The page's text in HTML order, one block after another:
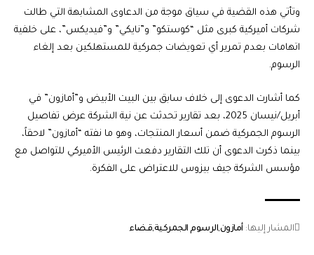
وتأتي هذه القضية في سياق موجة من الدعاوى المشابهة التي طالت
شركات أميركية كبرى مثل “كوستكو” و”نايكي” و”فيديكس”، على خلفية
اتهامات بعدم تمرير أي تعويضات جمركية للمستهلكين بعد إلغاء
الرسوم.
كما أشارت الدعوى إلى خلاف سابق بين البيت الأبيض و”أمازون” في
أبريل/نيسان 2025، بعد تقارير تحدثت عن نية الشركة عرض تفاصيل
الرسوم الجمركية ضمن أسعار المنتجات، وهو ما نفته “أمازون” لاحقاً،
بينما ذكرت الدعوى أن تلك التقارير دفعت الرئيس الأميركي للتواصل مع
مؤسس الشركة جيف بيزوس للاعتراض على الفكرة.
المشار إليها: أمازونالرسوم الجمركيةقضاء